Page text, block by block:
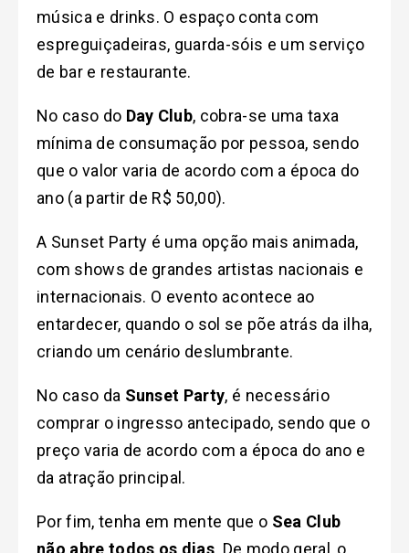
música e drinks. O espaço conta com
espreguiçadeiras, guarda-sóis e um serviço
de bar e restaurante.
No caso do Day Club, cobra-se uma taxa
mínima de consumação por pessoa, sendo
que o valor varia de acordo com a época do
ano (a partir de R$ 50,00).
A Sunset Party é uma opção mais animada,
com shows de grandes artistas nacionais e
internacionais. O evento acontece ao
entardecer, quando o sol se põe atrás da ilha,
criando um cenário deslumbrante.
No caso da Sunset Party, é necessário
comprar o ingresso antecipado, sendo que o
preço varia de acordo com a época do ano e
da atração principal.
Por fim, tenha em mente que o Sea Club
não abre todos os dias. De modo geral, o